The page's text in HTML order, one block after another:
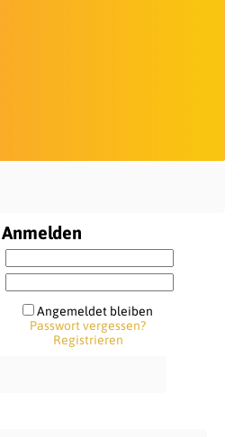
Anmelden
Angemeldet bleiben
Passwort vergessen?
Registrieren